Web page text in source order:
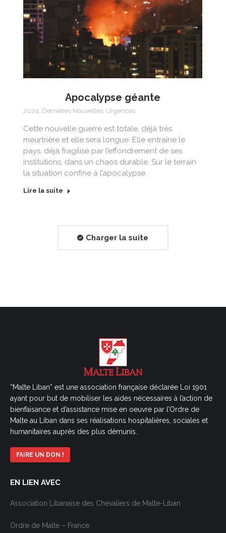
Apocalypse géante
2024, Dernières Nouvelles, Urgences
Cette nouvelle guerre est totale, déjà très
meurtrière et elle sera longue. Elle entraîne le
pays, déjà fragilisé par l’effondrement de ses
institutions, dans un chaos durable. Sur le terrain
la situation confine à l’apocalypse.
Lire la suite
Charger la suite
“Malte Liban” est une association française déclarée Loi 1901
ayant pour but de mobiliser les aides nécessaires à l’action de
bienfaisance et d’assistance mise en oeuvre par l’Ordre de
Malte au Liban dans ses réalisations hospitalières, sociales et
humanitaires auprès des plus démunis.
FAIRE UN DON !
EN LIEN AVEC
Association Libanaise des Chevaliers de Malte-Liban
Ordre de Malte – France